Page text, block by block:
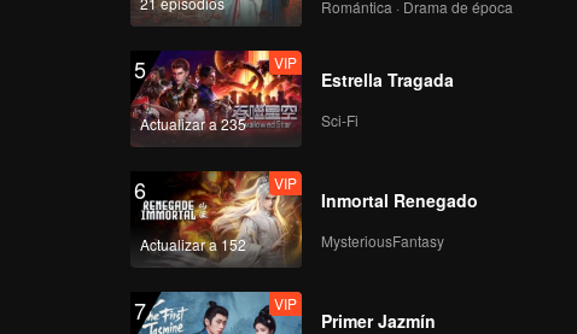
Romántica · Drama de época
5
Actualizar a 235
VIP
Estrella Tragada
Sci-Fi
6
Actualizar a 152
VIP
Inmortal Renegado
MysteriousFantasy
7 VIP
Primer Jazmín